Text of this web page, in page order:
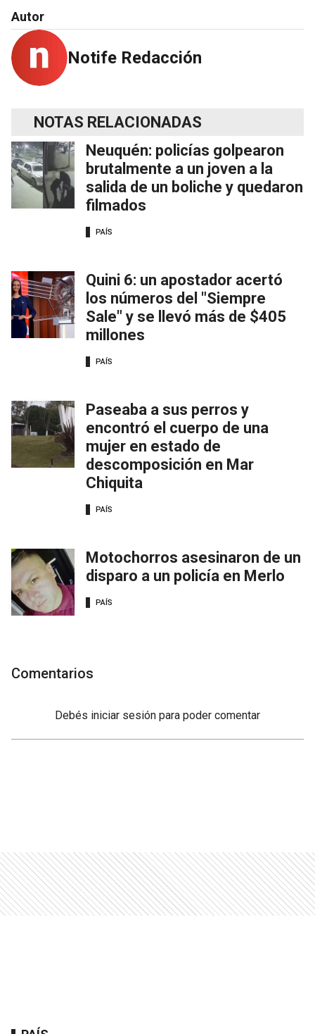
Autor
Notife Redacción
NOTAS RELACIONADAS
Neuquén: policías golpearon
brutalmente a un joven a la
salida de un boliche y quedaron
filmados
PAÍS
Quini 6: un apostador acertó
los números del "Siempre
Sale" y se llevó más de $405
millones
PAÍS
Paseaba a sus perros y
encontró el cuerpo de una
mujer en estado de
descomposición en Mar
Chiquita
PAÍS
Motochorros asesinaron de un
disparo a un policía en Merlo
PAÍS
Comentarios
Debés iniciar sesión para poder comentar